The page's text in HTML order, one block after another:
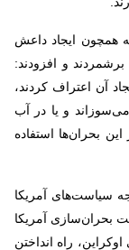
همچون ایجاد داعش
برشمردند و افزودند:
آن اعتراف کردند،
می‌سوزاند و یا در آب
بحران‌ها استفاده
سیاست‌های آمریکا
بحران‌سازی آمریکا
راه انداختن